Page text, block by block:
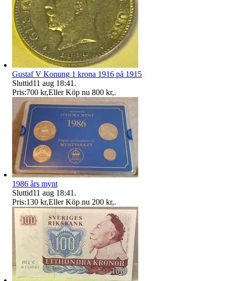
Gustaf V Konung 1 krona 1916 på 1915
Sluttid11 aug 18:41 .
Pris:700 kr,Eller Köp nu 800 kr,.
1986 års mynt
Sluttid11 aug 18:41 .
Pris:130 kr,Eller Köp nu 200 kr,.